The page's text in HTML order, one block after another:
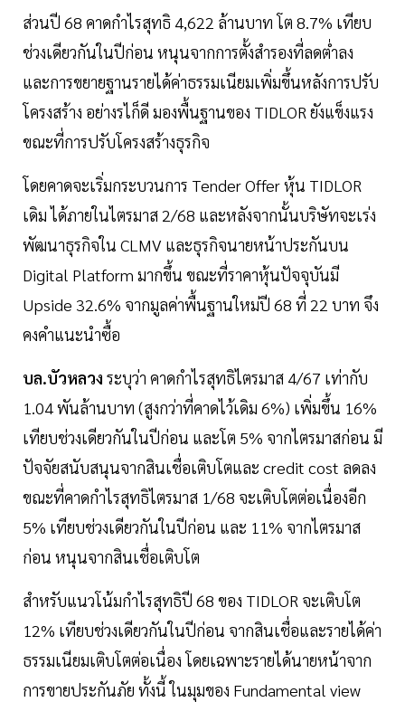
ส่วนปี 68 คาดกำไรสุทธิ 4,622 ล้านบาท โต 8.7% เทียบ
ช่วงเดียวกันในปีก่อน หนุนจากการตั้งสำรองที่ลดต่ำลง
และการขยายฐานรายได้ค่าธรรมเนียมเพิ่มขึ้นหลังการปรับ
โครงสร้าง อย่างรไก็ดี มองพื้นฐานของ TIDLOR ยังแข็งแรง
ขณะที่การปรับโครงสร้างธุรกิจ
โดยคาดจะเริ่มกระบวนการ Tender Offer หุ้น TIDLOR
เดิม ได้ภายในไตรมาส 2/68 และหลังจากนั้นบริษัทจะเร่ง
พัฒนาธุรกิจใน CLMV และธุรกิจนายหน้าประกันบน
Digital Platform มากขึ้น ขณะที่ราคาหุ้นปัจจุบันมี
Upside 32.6% จากมูลค่าพื้นฐานใหม่ปี 68 ที่ 22 บาท จึง
คงคำแนะนำซื้อ
บล.บัวหลวง ระบุว่า คาดกำไรสุทธิไตรมาส 4/67 เท่ากับ
1.04 พันล้านบาท (สูงกว่าที่คาดไว้เดิม 6%) เพิ่มขึ้น 16%
เทียบช่วงเดียวกันในปีก่อน และโต 5% จากไตรมาสก่อน มี
ปัจจัยสนับสนุนจากสินเชื่อเติบโตและ credit cost ลดลง
ขณะที่คาดกำไรสุทธิไตรมาส 1/68 จะเติบโตต่อเนื่องอีก
5% เทียบช่วงเดียวกันในปีก่อน และ 11% จากไตรมาส
ก่อน หนุนจากสินเชื่อเติบโต
สำหรับแนวโน้มกำไรสุทธิปี 68 ของ TIDLOR จะเติบโต
12% เทียบช่วงเดียวกันในปีก่อน จากสินเชื่อและรายได้ค่า
ธรรมเนียมเติบโตต่อเนื่อง โดยเฉพาะรายได้นายหน้าจาก
การขายประกันภัย ทั้งนี้ ในมุมของ Fundamental view